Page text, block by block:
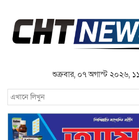
শুক্রবার, ০৭ অগাস্ট ২০২৬,